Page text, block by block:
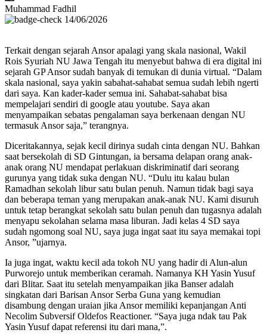
Muhammad Fadhil
14/06/2026
Terkait dengan sejarah Ansor apalagi yang skala nasional, Wakil
Rois Syuriah NU Jawa Tengah itu menyebut bahwa di era digital ini
sejarah GP Ansor sudah banyak di temukan di dunia virtual. “Dalam
skala nasional, saya yakin sabahat-sahabat semua sudah lebih ngerti
dari saya. Kan kader-kader semua ini. Sahabat-sahabat bisa
mempelajari sendiri di google atau youtube. Saya akan
menyampaikan sebatas pengalaman saya berkenaan dengan NU
termasuk Ansor saja,” terangnya.
Diceritakannya, sejak kecil dirinya sudah cinta dengan NU. Bahkan
saat bersekolah di SD Gintungan, ia bersama delapan orang anak-
anak orang NU mendapat perlakuan diskriminatif dari seorang
gurunya yang tidak suka dengan NU. “Dulu itu kalau bulan
Ramadhan sekolah libur satu bulan penuh. Namun tidak bagi saya
dan beberapa teman yang merupakan anak-anak NU. Kami disuruh
untuk tetap berangkat sekolah satu bulan penuh dan tugasnya adalah
menyapu sekolahan selama masa liburan. Jadi kelas 4 SD saya
sudah ngomong soal NU, saya juga ingat saat itu saya memakai topi
Ansor, ”ujarnya.
Ia juga ingat, waktu kecil ada tokoh NU yang hadir di Alun-alun
Purworejo untuk memberikan ceramah. Namanya KH Yasin Yusuf
dari Blitar. Saat itu setelah menyampaikan jika Banser adalah
singkatan dari Barisan Ansor Serba Guna yang kemudian
disambung dengan uraian jika Ansor memiliki kepanjangan Anti
Necolim Subversif Oldefos Reactioner. “Saya juga ndak tau Pak
Yasin Yusuf dapat referensi itu dari mana,”.